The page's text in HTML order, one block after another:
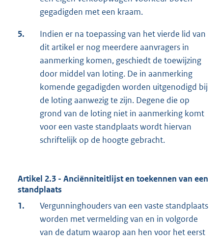
gegadigden met een kraam.
5.
Indien er na toepassing van het vierde lid van
dit artikel er nog meerdere aanvragers in
aanmerking komen, geschiedt de toewijzing
door middel van loting. De in aanmerking
komende gegadigden worden uitgenodigd bij
de loting aanwezig te zijn. Degene die op
grond van de loting niet in aanmerking komt
voor een vaste standplaats wordt hiervan
schriftelijk op de hoogte gebracht.
Artikel 2.3 - Anciënniteitlijst en toekennen van een
standplaats
1.
Vergunninghouders van een vaste standplaats
worden met vermelding van en in volgorde
van de datum waarop aan hen voor het eerst